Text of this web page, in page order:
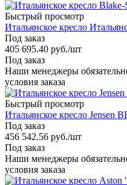
Быстрый просмотр
Итальянское кресло
Под заказ
405 695.40 руб./шт
Под заказ
Наши менеджеры
условия заказа
Быстрый просмотр
Итальянское кресло Jensen
Под заказ
456 542.56 руб./шт
Под заказ
Наши менеджеры
условия заказа